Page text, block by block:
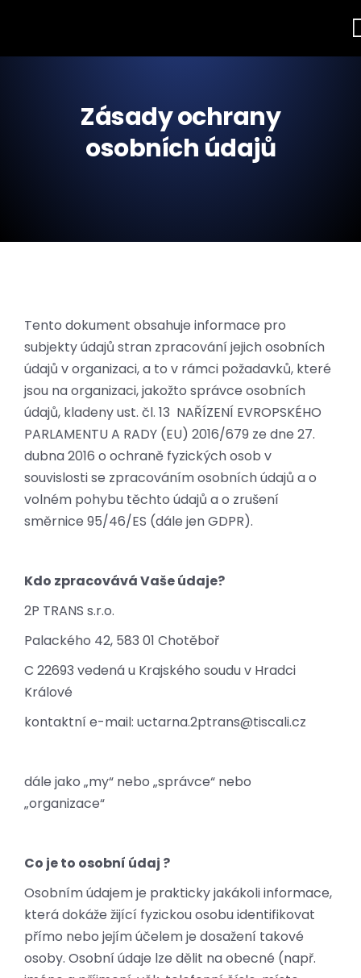
Zásady ochrany
osobních údajů
Tento dokument obsahuje informace pro
subjekty údajů stran zpracování jejich osobních
údajů v organizaci, a to v rámci požadavků, které
jsou na organizaci, jakožto správce osobních
údajů, kladeny ust. čl. 13 NAŘÍZENÍ EVROPSKÉHO
PARLAMENTU A RADY (EU) 2016/679 ze dne 27.
dubna 2016 o ochraně fyzických osob v
souvislosti se zpracováním osobních údajů a o
volném pohybu těchto údajů a o zrušení
směrnice 95/46/ES (dále jen GDPR).
Kdo zpracovává Vaše údaje?
2P TRANS s.r.o.
Palackého 42, 583 01 Chotěboř
C 22693 vedená u Krajského soudu v Hradci
Králové
kontaktní e-mail: uctarna.2ptrans@tiscali.cz
dále jako „my“ nebo „správce“ nebo
„organizace“
Co je to osobní údaj ?
Osobním údajem je prakticky jakákoli informace,
která dokáže žijící fyzickou osobu identifikovat
přímo nebo jejím účelem je dosažení takové
osoby. Osobní údaje lze dělit na obecné (např.